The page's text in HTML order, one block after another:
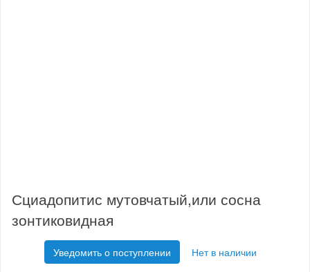
Сциадопитис мутовчатый,или сосна
зонтиковидная
Уведомить о поступлении Нет в наличии